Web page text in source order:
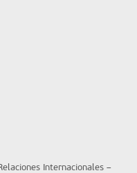
Internacionales –